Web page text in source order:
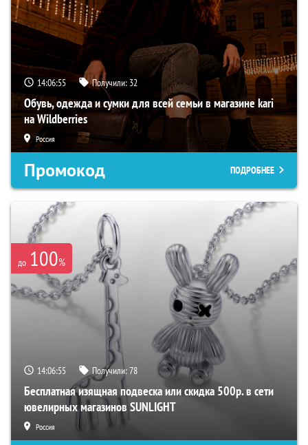
14:06:53 Получили: 32
Обувь, одежда и сумки для всей семьи в магазине kari
на Wildberries
Россия
Промокод ПОДРОБНЕЕ
до 100%
14:06:53 Получили:78
Бесплатная изящная подвеска или скидка 500р. в сети
ювелирных магазинов SUNLIGHT
Россия